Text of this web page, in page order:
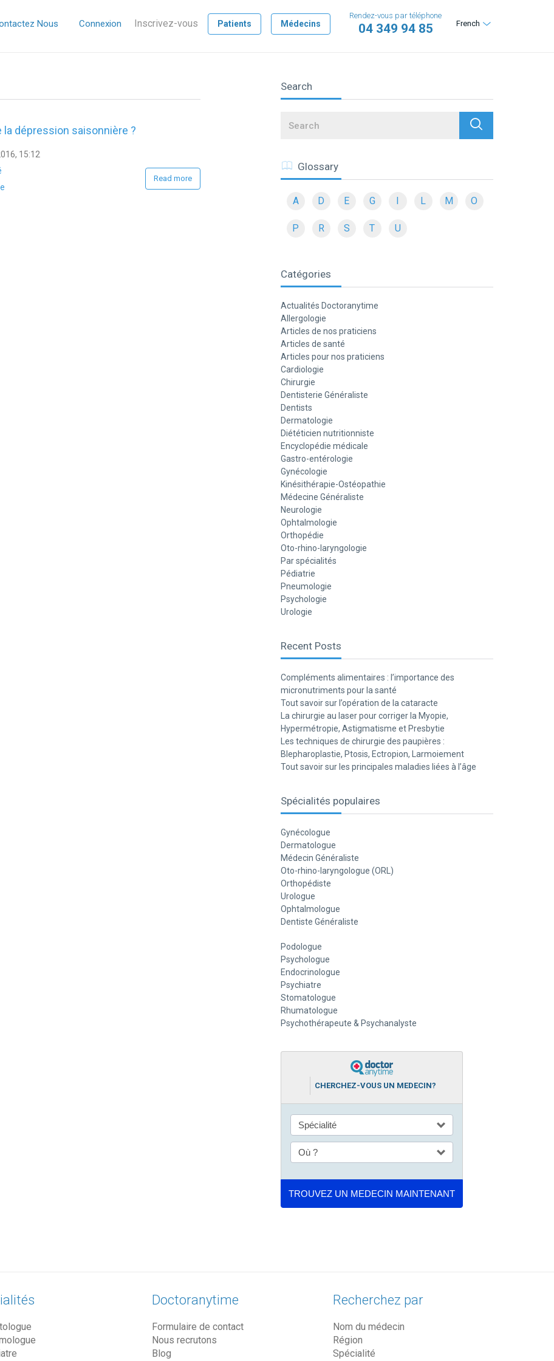
Nous Connexion Inscrivez-vous Patients Médecins French
Rendez-vous par téléphone
04 349 94 85
la dépression saisonnière ?
15:12
Read more
Search
Search
Glossary
A D E G I L M O
P R S T U
Catégories
Actualités Doctoranytime
Allergologie
Articles de nos praticiens
Articles de santé
Articles pour nos praticiens
Cardiologie
Chirurgie
Dentisterie Généraliste
Dentists
Dermatologie
Diététicien nutritionniste
Encyclopédie médicale
Gastro-entérologie
Gynécologie
Kinésithérapie-Ostéopathie
Médecine Généraliste
Neurologie
Ophtalmologie
Orthopédie
Oto-rhino-laryngologie
Par spécialités
Pédiatrie
Pneumologie
Psychologie
Urologie
Recent Posts
Compléments alimentaires : l’importance des
micronutriments pour la santé
Tout savoir sur l’opération de la cataracte
La chirurgie au laser pour corriger la Myopie,
Hypermétropie, Astigmatisme et Presbytie
Les techniques de chirurgie des paupières :
Blepharoplastie, Ptosis, Ectropion, Larmoiement
Tout savoir sur les principales maladies liées à l’âge
Spécialités populaires
Gynécologue
Dermatologue
Médecin Généraliste
Oto-rhino-laryngologue (ORL)
Orthopédiste
Urologue
Ophtalmologue
Dentiste Généraliste
Podologue
Psychologue
Endocrinologue
Psychiatre
Stomatologue
Rhumatologue
Psychothérapeute & Psychanalyste
CHERCHEZ-VOUS UN MEDECIN?
Doctoranytime
Formulaire de contact
Nous recrutons
Blog
Recherchez par
Nom du médecin
Région
Spécialité